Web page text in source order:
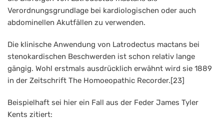
Verordnungsgrundlage bei kardiologischen oder auch
abdominellen Akutfällen zu verwenden.
Die klinische Anwendung von Latrodectus mactans bei
stenokardischen Beschwerden ist schon relativ lange
gängig. Wohl erstmals ausdrücklich erwähnt wird sie 1889
in der Zeitschrift The Homoeopathic Recorder.[23]
Beispielhaft sei hier ein Fall aus der Feder James Tyler
Kents zitiert: